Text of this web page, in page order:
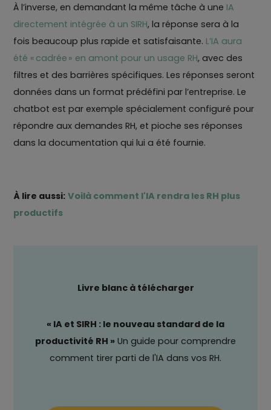
À l’inverse, en demandant la même tâche à une IA
directement intégrée à un SIRH, la réponse sera à la
fois beaucoup plus rapide et satisfaisante. L’IA aura
été « cadrée » en amont pour un usage RH, avec des
filtres et des barrières spécifiques. Les réponses seront
données dans un format prédéfini par l’entreprise. Le
chatbot est par exemple spécialement configuré pour
répondre aux demandes RH, et pioche ses réponses
dans la documentation qui lui a été fournie.
À lire aussi: Voilà comment l'IA rendra les RH plus
productifs
Livre blanc à télécharger
« IA et SIRH : le nouveau standard de la
productivité RH » Un guide pour comprendre
comment tirer parti de l'IA dans vos RH.